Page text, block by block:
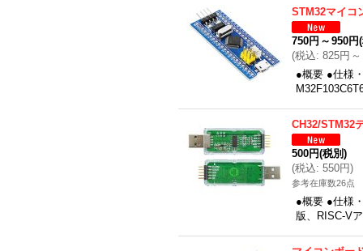
STM32マイコ
750円 ～ 950円
(税込: 825円 ～
●概要 ●仕様
CH32/STM32
500円(税別)
(税込: 550円)
参考在庫数26点
●概要 ●仕様
版、RISC-V